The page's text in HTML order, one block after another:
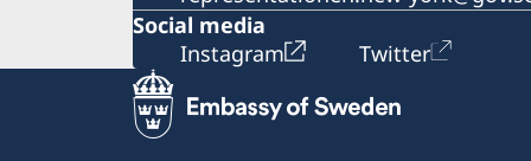
Social media
Instagram
Twitter